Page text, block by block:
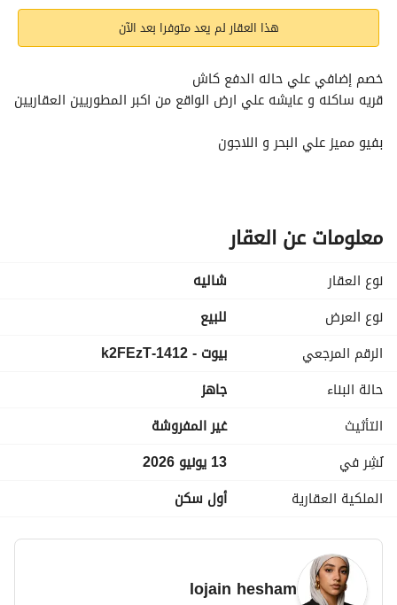
هذا العقار لم يعد متوفرا بعد الآن
خصم إضافي علي حاله الدفع كاش
قريه ساكنه و عايشه علي ارض الواقع من اكبر المطوريين العقاريين
بفيو مميز علي البحر و اللاجون
المساحه:110 متر
بتقسيمه ممتازه و مساحات مستغله
(٣ غرف كبار)
موقع بحري مميز من جميع الغرف
التشطيب: متشطب بالكامل على السكن
معلومات عن العقار
نوع العقار
شاليه
نوع العرض
للبيع
الرقم المرجعي
بيوت - 1412-k2FEzT
حالة البناء
جاهز
التأثيث
غير المفروشة
نُشِر في
13 يونيو 2026
الملكية العقارية
أول سكن
lojain hesham